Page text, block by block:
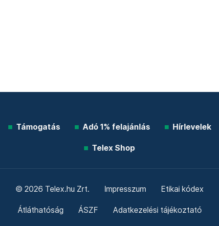
Támogatás Adó 1% felajánlás Hírlevelek
Telex Shop
© 2026 Telex.hu Zrt. Impresszum Etikai kódex
Átláthatóság ÁSZF Adatkezelési tájékoztató